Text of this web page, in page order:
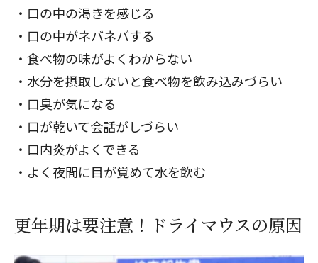
・口の中の渇きを感じる
・口の中がネバネバする
・食べ物の味がよくわからない
・水分を摂取しないと食べ物を飲み込みづらい
・口臭が気になる
・口が乾いて会話がしづらい
・口内炎がよくできる
・よく夜間に目が覚めて水を飲む
更年期は要注意！ドライマウスの原因